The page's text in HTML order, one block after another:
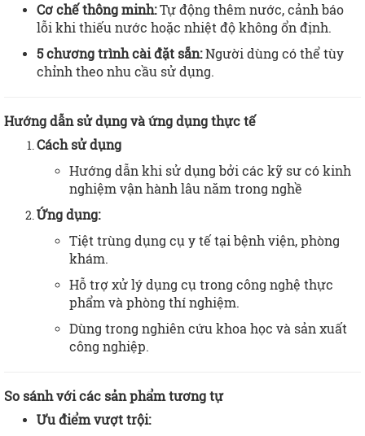
Cơ chế thông minh:Tự động thêm nước, cảnh báo
lỗi khi thiếu nước hoặc nhiệt độ không ổn định.
5 chương trình cài đặt sẵn:Người dùng có thể tùy
chỉnh theo nhu cầu sử dụng.
Hướng dẫn sử dụng và ứng dụng thực tế
Cách sử dụng
​​Hướng dẫn khi sử dụng bởi các kỹ sư có kinh
nghiệm vận hành lâu năm trong nghề
Ứng dụng:
Tiệt trùng dụng cụ y tế tại bệnh viện, phòng
khám.
Hỗ trợ xử lý dụng cụ trong công nghệ thực
phẩm và phòng thí nghiệm.
Dùng trong nghiên cứu khoa học và sản xuất
công nghiệp.
So sánh với các sản phẩm tương tự
Ưu điểm vượt trội: